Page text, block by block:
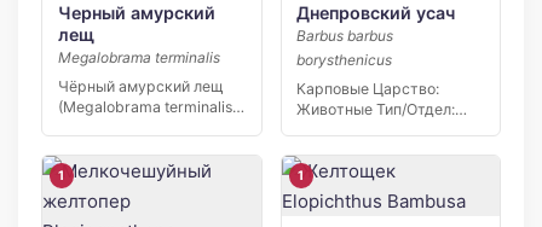
Черный амурский
лещ
Megalobrama terminalis
Чёрный амурский лещ
(Megalobrama terminalis)
Днепровский усач
Barbus barbus
borysthenicus
Карповые Царство:
Животные Тип/Отдел:
Порядок:…
1 1